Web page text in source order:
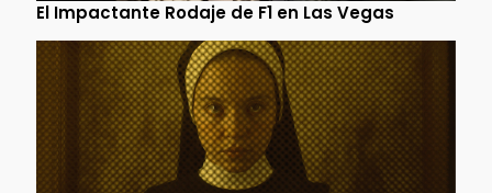
El Impactante Rodaje de F1 en Las Vegas